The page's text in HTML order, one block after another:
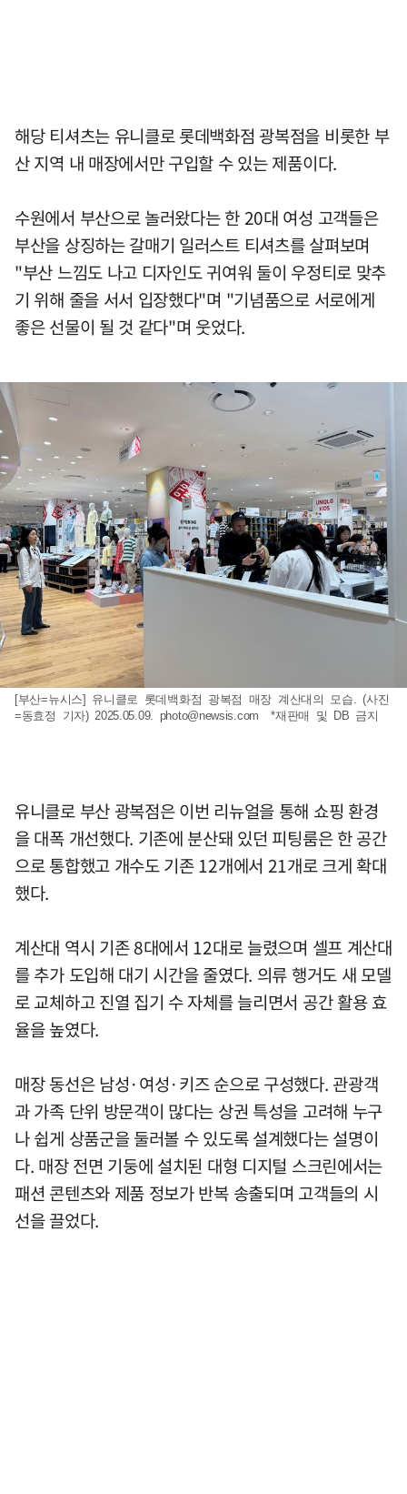
해당 티셔츠는 유니클로 롯데백화점 광복점을 비롯한 부
산 지역 내 매장에서만 구입할 수 있는 제품이다.
수원에서 부산으로 놀러왔다는 한 20대 여성 고객들은
부산을 상징하는 갈매기 일러스트 티셔츠를 살펴보며
"부산 느낌도 나고 디자인도 귀여워 둘이 우정티로 맞추
기 위해 줄을 서서 입장했다"며 "기념품으로 서로에게
좋은 선물이 될 것 같다"며 웃었다.
[부산=뉴시스] 유니클로 롯데백화점 광복점 매장 계산대의 모습. (사진
=동효정 기자) 2025.05.09. photo@newsis.com *재판매 및 DB 금지
유니클로 부산 광복점은 이번 리뉴얼을 통해 쇼핑 환경
을 대폭 개선했다. 기존에 분산돼 있던 피팅룸은 한 공간
으로 통합했고 개수도 기존 12개에서 21개로 크게 확대
했다.
계산대 역시 기존 8대에서 12대로 늘렸으며 셀프 계산대
를 추가 도입해 대기 시간을 줄였다. 의류 행거도 새 모델
로 교체하고 진열 집기 수 자체를 늘리면서 공간 활용 효
율을 높였다.
매장 동선은 남성·여성·키즈 순으로 구성했다. 관광객
과 가족 단위 방문객이 많다는 상권 특성을 고려해 누구
나 쉽게 상품군을 둘러볼 수 있도록 설계했다는 설명이
다. 매장 전면 기둥에 설치된 대형 디지털 스크린에서는
패션 콘텐츠와 제품 정보가 반복 송출되며 고객들의 시
선을 끌었다.